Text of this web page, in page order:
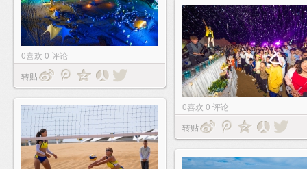
0喜欢 0 评论
转贴
0喜欢 0 评论
转贴